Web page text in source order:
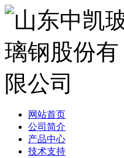
网站首页
公司简介
产品中心
技术支持